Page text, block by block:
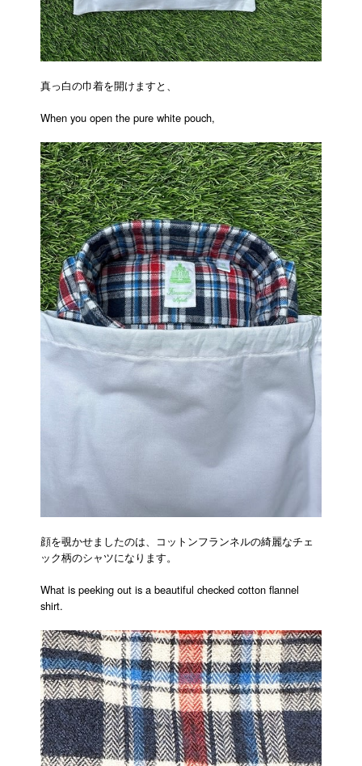
真っ白の巾着を開けますと、
When you open the pure white pouch,
顔を覗かせましたのは、コットンフランネルの綺麗なチェ
ック柄のシャツになります。
What is peeking out is a beautiful checked cotton flannel
shirt.